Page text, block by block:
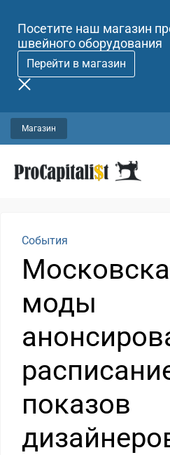
Посетите наш магазин
швейного оборудования
Перейти в магазин
Магазин
События
моды
показов